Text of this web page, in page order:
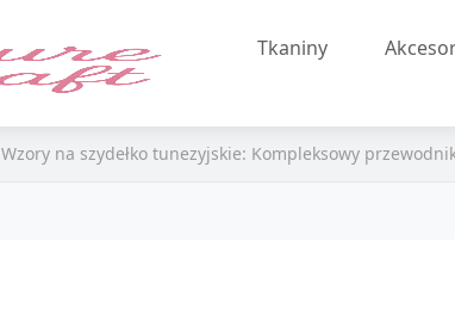
Tkaniny
Wzory na szydełko tunezyjskie: Kompleksowy